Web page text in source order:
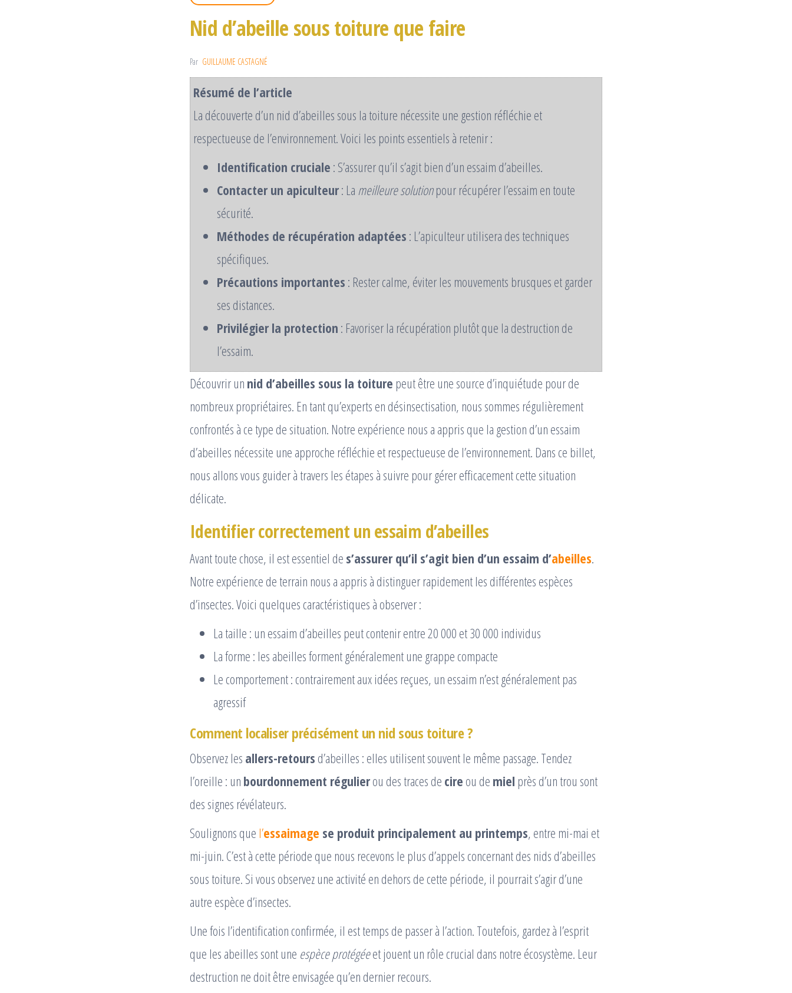
Nid d’abeille sous toiture que faire
Par GUILLAUME CASTAGNÉ
Résumé de l’article
La découverte d’un nid d’abeilles sous la toiture nécessite une gestion réfléchie et
respectueuse de l’environnement. Voici les points essentiels à retenir :
Identification cruciale : S’assurer qu’il s’agit bien d’un essaim d’abeilles.
Contacter un apiculteur: La meilleure solutionpour récupérer l’essaim en toute
sécurité.
Méthodes de récupération adaptées : L’apiculteur utilisera des techniques
spécifiques.
Précautions importantes : Rester calme, éviter les mouvements brusques et garder
ses distances.
Privilégier la protection : Favoriser la récupération plutôt que la destruction de
l’essaim.
Découvrir un nid d’abeilles sous la toiture peut être une source d’inquiétude pour de
nombreux propriétaires. En tant qu’experts en désinsectisation, nous sommes régulièrement
confrontés à ce type de situation. Notre expérience nous a appris que la gestion d’un essaim
d’abeilles nécessite une approche réfléchie et respectueuse de l’environnement. Dans ce billet,
nous allons vous guider à travers les étapes à suivre pour gérer efficacement cette situation
délicate.
Identifier correctement un essaim d’abeilles
Avant toute chose, il est essentiel de s’assurer qu’il s’agit bien d’un essaim d’abeilles.
Notre expérience de terrain nous a appris à distinguer rapidement les différentes espèces
d’insectes. Voici quelques caractéristiques à observer :
La taille : un essaim d’abeilles peut contenir entre 20 000 et 30 000 individus
La forme : les abeilles forment généralement une grappe compacte
Le comportement : contrairement aux idées reçues, un essaim n’est généralement pas
agressif
Comment localiser précisément un nid sous toiture ?
Observez les allers-retours d’abeilles : elles utilisent souvent le même passage. Tendez
l’oreille : un bourdonnement régulierou des traces de cire ou de miel près d’un trou sont
des signes révélateurs.
Soulignons que l’essaimage se produit principalement au printemps, entre mi-mai et
mi-juin. C’est à cette période que nous recevons le plus d’appels concernant des nids d’abeilles
sous toiture. Si vous observez une activité en dehors de cette période, il pourrait s’agir d’une
autre espèce d’insectes.
Une fois l’identification confirmée, il est temps de passer à l’action. Toutefois, gardez à l’esprit
que les abeilles sont une espèce protégéeet jouent un rôle crucial dans notre écosystème. Leur
destruction ne doit être envisagée qu’en dernier recours.